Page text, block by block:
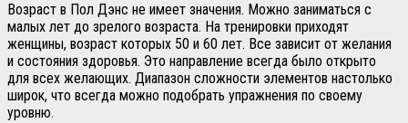
Возраст в Пол Дэнс не имеет значения. Можно заниматься с
малых лет до зрелого возраста. На тренировки приходят
женщины, возраст которых 50 и 60 лет. Все зависит от желания
и состояния здоровья. Это направление всегда было открыто
для всех желающих. Диапазон сложности элементов настолько
широк, что всегда можно подобрать упражнения по своему
уровню.